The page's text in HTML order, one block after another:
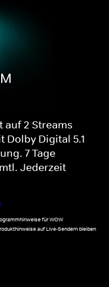
2 Streams
Dolby Digital 5.1
7 Tage
Jederzeit
für WOW
auf Live-Sendern bleiben